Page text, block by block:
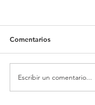
Comentarios
Escribir un comentario...